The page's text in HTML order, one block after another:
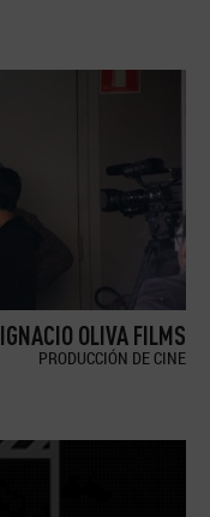
IGNACIO OLIVA FILMS
PRODUCCIÓN DE CINE